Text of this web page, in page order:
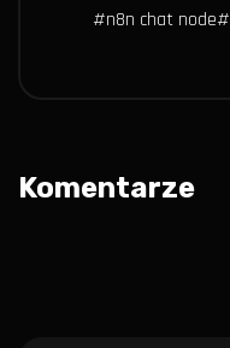
#n8n chat node#
Komentarze